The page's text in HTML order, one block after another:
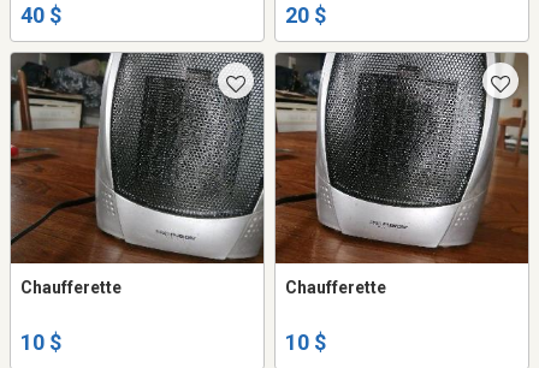
40 $ 20 $
Chaufferette
10 $
Chaufferette
10 $